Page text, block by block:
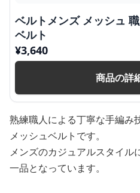
ベルトメンズ メッシュ
ベルト
¥3,640
商品の詳
熟練職人による丁寧な手編み
メッシュベルトです。
メンズのカジュアルスタイル
一品となっています。